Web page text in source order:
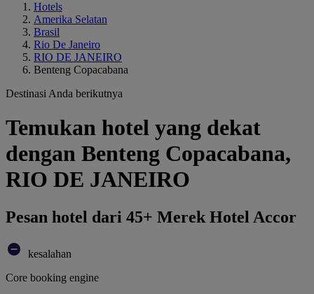
Hotels
Amerika Selatan
Brasil
Rio De Janeiro
RIO DE JANEIRO
Benteng Copacabana
Destinasi Anda berikutnya
Temukan hotel yang dekat
dengan Benteng Copacabana,
RIO DE JANEIRO
Pesan hotel dari 45+ Merek Hotel Accor
kesalahan
Core booking engine